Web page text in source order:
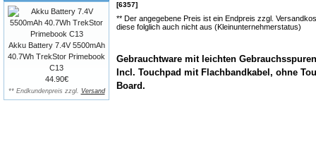
[6357]
** Der angegebene Preis ist ein Endpreis zzgl.
diese folglich auch nicht aus (Kleinunternehmerstatus)
Gebrauchtware mit leichten
Incl. Touchpad mit Flachbandkabel, ohne
Board.
Akku Battery 7.4V 5500mAh
40.7Wh TrekStor Primebook
C13
44.90€
** Endkundenpreis zzgl. Versand